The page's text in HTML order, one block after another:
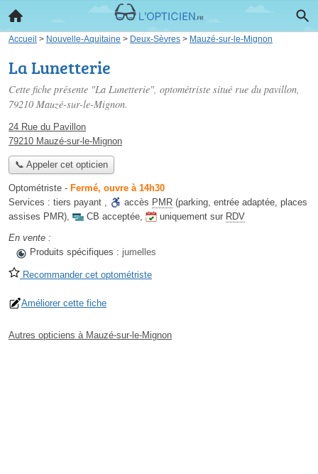
Accueil > Nouvelle-Aquitaine > Deux-Sèvres > Mauzé-sur-le-Mignon
La Lunetterie
Cette fiche présente "La Lunetterie", optométriste situé rue du pavillon,
79210 Mauzé-sur-le-Mignon.
24 Rue du Pavillon
79210 Mauzé-sur-le-Mignon
📞 Appeler cet opticien
Optométriste - Fermé, ouvre à 14h30
Services : tiers payant , accès PMR (parking, entrée adaptée, places
assises PMR), CB acceptée, uniquement sur RDV
En vente :
Produits spécifiques : jumelles
Recommander cet optométriste
Améliorer cette fiche
Autres opticiens à Mauzé-sur-le-Mignon